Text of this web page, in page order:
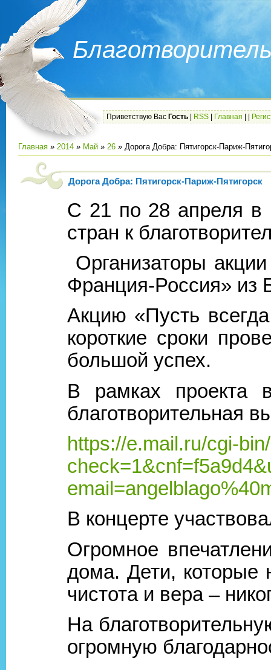
Приветствую Вас Гость RSS Главная
Главная » 2014 » Май » 26 » Дорога Добра: Пятигорск-Париж-
Дорога Добра: Пятигорск-Париж-Пятигорск
С 21 по 28 апреля в
стран к
Организаторы
Франция-Россия» из
Акцию «Пусть
короткие сроки
большой успех.
В рамках проекта
благотворительная
https://e.mail.ru/cgi-
В концерте
Огромное
дома. Дети, которые
чистота и вера –
На
огромную